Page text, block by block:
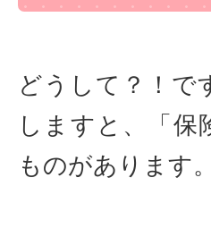
どうして？！で
しますと、「保
ものがあります。